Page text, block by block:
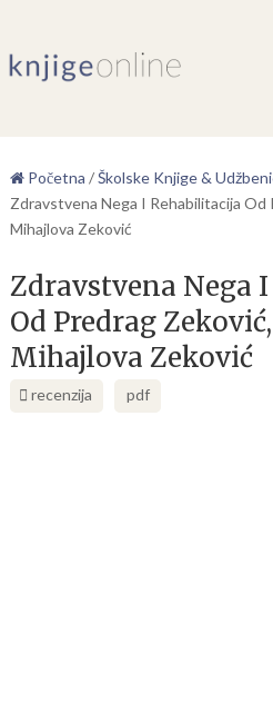
Početna /Školske Knjige &
Zdravstvena Nega I Rehabilitacija Od
Mihajlova Zeković
Zdravstvena Nega
Od Predrag
Mihajlova Zeković
recenzija pdf